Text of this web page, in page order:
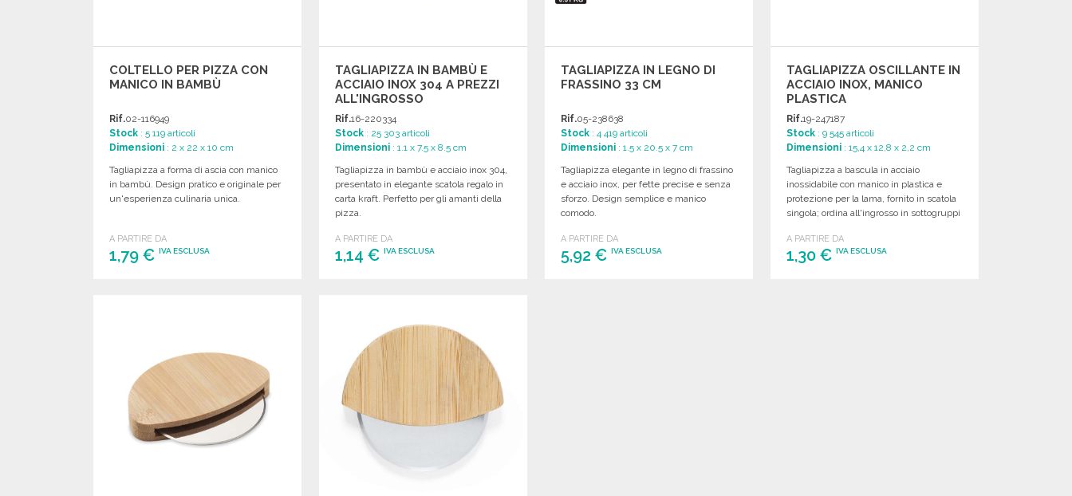
COLTELLO PER PIZZA CON
MANICO IN BAMBÙ
Rif.02-116949
Stock : 5 119 articoli
Dimensioni : 2 x 22 x 10 cm
Tagliapizza a forma di ascia con manico
in bambù. Design pratico e originale per
un'esperienza culinaria unica.
A PARTIRE DA
1,79 € IVA ESCLUSA
TAGLIAPIZZA IN BAMBÙ E
ACCIAIO INOX 304 A PREZZI
ALL'INGROSSO
Rif.16-220334
Stock : 25 303 articoli
Dimensioni : 1.1 x 7.5 x 8.5 cm
Tagliapizza in bambù e acciaio inox 304,
presentato in elegante scatola regalo in
carta kraft. Perfetto per gli amanti della
pizza.
A PARTIRE DA
1,14 €IVA ESCLUSA
TAGLIAPIZZA IN LEGNO DI
FRASSINO 33 CM
Rif.05-238638
Stock : 4 419 articoli
Dimensioni : 1.5 x 20.5 x 7 cm
Tagliapizza elegante in legno di frassino
e acciaio inox, per fette precise e senza
sforzo. Design semplice e manico
comodo.
A PARTIRE DA
5,92 €IVA ESCLUSA
TAGLIAPIZZA OSCILLANTE IN
ACCIAIO INOX, MANICO
PLASTICA
Rif.19-247187
Stock : 9 545 articoli
Dimensioni : 15,4 x 12,8 x 2,2 cm
Tagliapizza a bascula in acciaio
inossidabile con manico in plastica e
protezione per la lama, fornito in scatola
singola; ordina all'ingrosso in sottogruppi
A PARTIRE DA
1,30 €IVA ESCLUSA